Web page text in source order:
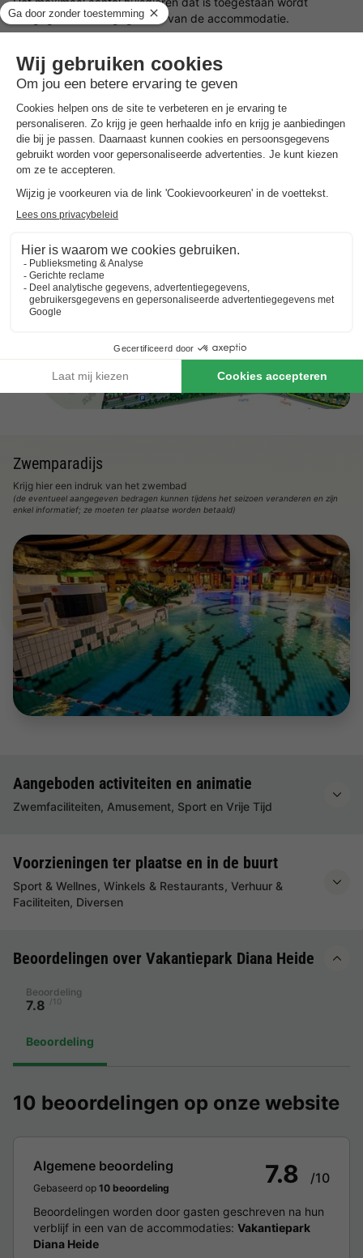
aangegeven in de gegevens van de accommodatie.
Praktische informatie
Aangepast faciliteiten voor mensen met beperkte mobiliteit
Horecagelegenheid met terras
Aantal staanplaatsen op het park:14 accommodaties
NRA (verhuurregistratienummer):
Raadpleeg onze algemene voorwaarden.
Zwemparadijs
Krijg hier een indruk van het zwembad
(de eventueel aangegeven bedragen kunnen tijdens het seizoen veranderen en zijn
enkel informatief; ze moeten ter plaatse worden betaald)
Aangeboden activiteiten en animatie
Zwemfaciliteiten, Amusement, Sport en Vrije Tijd
Voorzieningen ter plaatse en in de buurt
Sport & Wellnes, Winkels & Restaurants, Verhuur &
Faciliteiten, Diversen
Beoordelingen over Vakantiepark Diana Heide
Beoordeling
7.8 /10
Beoordeling
10 beoordelingen op onze website
Algemene beoordeling
Gebaseerd op 10 beoordeling 7.8 /10
Beoordelingen worden door gasten geschreven na hun
verblijf in een van de accommodaties: Vakantiepark
Diana Heide